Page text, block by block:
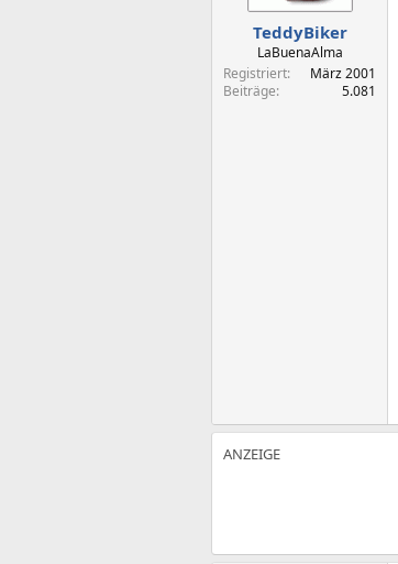
TeddyBiker
LaBuenaAlma
Registriert
März 2001
Beiträge
5.081